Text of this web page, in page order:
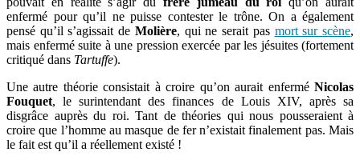
enfermé pour qu’il ne puisse contester le trône. On a également
pensé qu’il s’agissait de Molière, qui ne serait pas mort sur scène,
mais enfermé suite à une pression exercée par les jésuites (fortement
critiqué dans Tartuffe).
Une autre théorie consistait à croire qu’on aurait enferméNicolas
Fouquet, le surintendant des finances de Louis XIV, après sa
disgrâce auprès du roi. Tant de théories qui nous pousseraient à
croire que l’homme au masque de fer n’existait finalement pas. Mais
le fait est qu’il a réellement existé !